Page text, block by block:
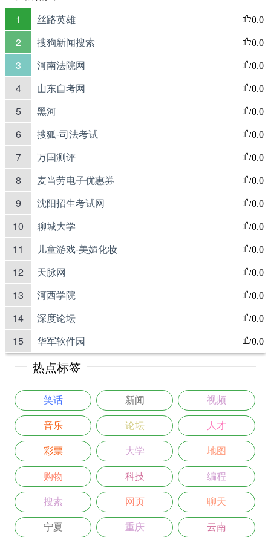
1 丝路英雄 0.0
2 搜狗新闻搜索 0.0
3 河南法院网 0.0
4 山东自考网 0.0
5 黑河 0.0
6 搜狐-司法考试 0.0
7 万国测评 0.0
8 麦当劳电子优惠券 0.0
9 沈阳招生考试网 0.0
10 聊城大学 0.0
11 儿童游戏-美媚化妆 0.0
12 天脉网 0.0
13 河西学院 0.0
14 深度论坛 0.0
15 华军软件园 0.0
热点标签
笑话 新闻 视频
音乐 论坛 人才
彩票 大学 地图
购物 科技 编程
搜索 网页 聊天
宁夏 重庆 云南